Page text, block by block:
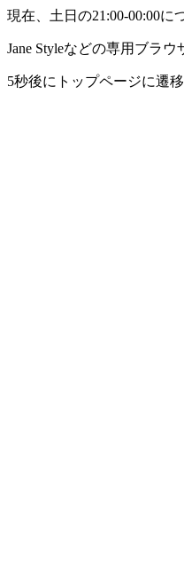
現在、土日の21:00-00:00
Jane Styleなどの専用ブラウ
5秒後にトップページに遷